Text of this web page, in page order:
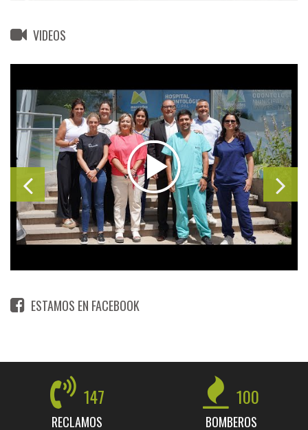
VIDEOS
ESTAMOS EN FACEBOOK
147
RECLAMOS
100
BOMBEROS